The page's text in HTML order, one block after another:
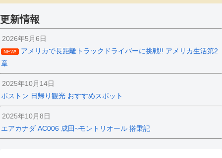
更新情報
2026年5月6日
NEW!
アメリカで長距離トラックドライバーに挑戦!! アメリカ生活第2
章
2025年10月14日
ボストン 日帰り観光 おすすめスポット
2025年10月8日
エアカナダ AC006 成田~モントリオール 搭乗記